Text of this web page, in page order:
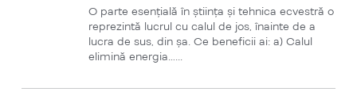
O parte esențială în știința și tehnica ecvestră o
reprezintă lucrul cu calul de jos, înainte de a
lucra de sus, din șa. Ce beneficii ai: a) Calul
elimină energia…...